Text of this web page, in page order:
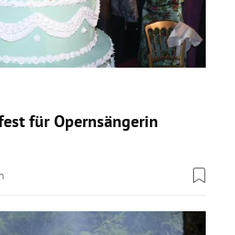
für Opernsängerin